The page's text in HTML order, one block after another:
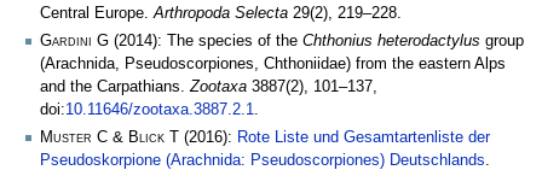
Central Europe.Arthropoda Selecta 29(2), 219–228.
Gardini G (2014): The species of the Chthonius heterodactylus group
(Arachnida, Pseudoscorpiones, Chthoniidae) from the eastern Alps
and the Carpathians. Zootaxa 3887(2), 101–137,
doi:10.11646/zootaxa.3887.2.1
Muster C & Blick T (2016): Rote Liste und Gesamtartenliste der
Pseudoskorpione (Arachnida: Pseudoscorpiones) Deutschlands